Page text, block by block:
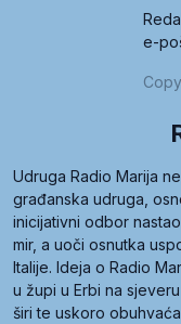
e-
Udruga Radio Marija
građanska udruga,
inicijativni odbor
mir, a uoči osnutka
Italije. Ideja o Radio
u župi u Erbi na
širi te uskoro